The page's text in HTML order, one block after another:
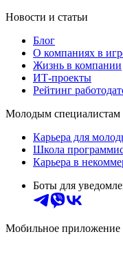
Новости и статьи
Блог
О компаниях в
Жизнь в компании
ИТ-проекты
Рейтинг
Молодым специалистам
Карьера для
Школа
Карьера в
Боты для
Мобильное приложение